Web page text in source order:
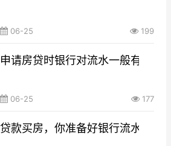
06-25 199
申请房贷时银行对流水一般有什么
06-25 177
贷款买房，你准备好银行流水了吗